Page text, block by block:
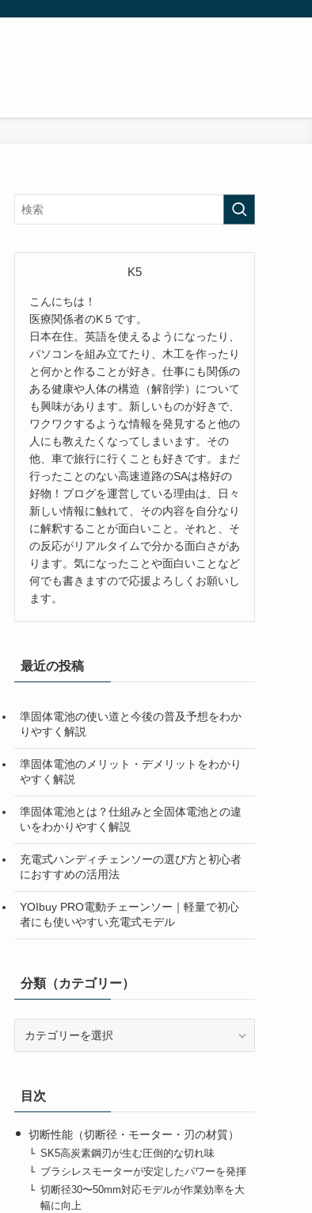
K5
こんにちは！
医療関係者のK５です。
日本在住。英語を使えるようになったり、
パソコンを組み立てたり、木工を作ったり
と何かと作ることが好き。仕事にも関係の
ある健康や人体の構造（解剖学）について
も興味があります。新しいものが好きで、
ワクワクするような情報を発見すると他の
人にも教えたくなってしまいます。その
他、車で旅行に行くことも好きです。まだ
行ったことのない高速道路のSAは格好の
好物！ブログを運営している理由は、日々
新しい情報に触れて、その内容を自分なり
に解釈することが面白いこと。それと、そ
の反応がリアルタイムで分かる面白さがあ
ります。気になったことや面白いことなど
何でも書きますので応援よろしくお願いし
ます。
最近の投稿
準固体電池の使い道と今後の普及予想をわか
りやすく解説
準固体電池のメリット・デメリットをわかり
やすく解説
準固体電池とは？仕組みと全固体電池との違
いをわかりやすく解説
充電式ハンディチェンソーの選び方と初心者
におすすめの活用法
YOIbuy PRO電動チェーンソー｜軽量で初心
者にも使いやすい充電式モデル
分類（カテゴリー）
ゴ
リ
ー）
目次
切断性能（切断径・モーター・刃の材質）
SK5高炭素鋼刃が生む圧倒的な切れ味
ブラシレスモーターが安定したパワーを発揮
切断径30〜50mm対応モデルが作業効率を大
幅に向上